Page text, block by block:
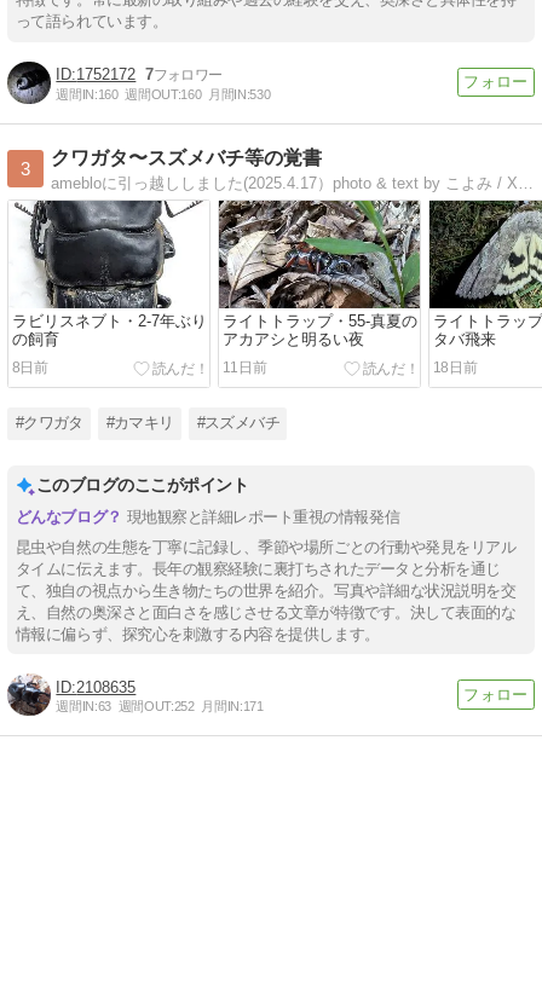
って語られています。
1752172 7
週間IN:160 週間OUT:160 月間IN:530
3
クワガタ〜スズメバチ等の覚書
ラビリスネブト・2-7年ぶり
の飼育
8日前
ライトトラップ・55-真夏の
アカアシと明るい夜
11日前
ライトトラッ
タバ飛来
18日前
#クワガタ #カマキリ #スズメバチ
このブログのここがポイント
現地観察と詳細レポート重視の情報発信
昆虫や自然の生態を丁寧に記録し、季節や場所ごとの行動や発見をリアル
タイムに伝えます。長年の観察経験に裏打ちされたデータと分析を通じ
て、独自の視点から生き物たちの世界を紹介。写真や詳細な状況説明を交
え、自然の奥深さと面白さを感じさせる文章が特徴です。決して表面的な
情報に偏らず、探究心を刺激する内容を提供します。
2108635
週間IN:63 週間OUT:252 月間IN:171